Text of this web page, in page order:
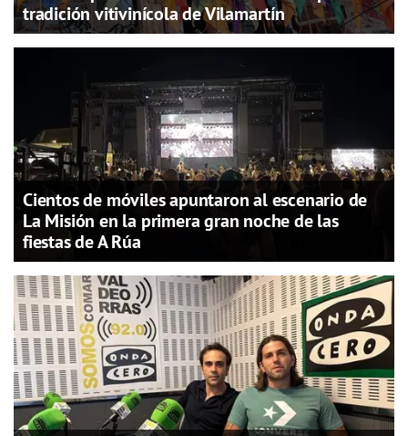
tradición vitivinícola de Vilamartín
Cientos de móviles apuntaron al escenario de
La Misión en la primera gran noche de las
fiestas de A Rúa